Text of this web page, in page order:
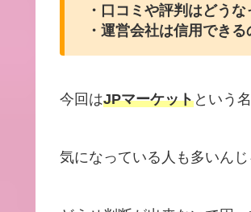
・口コミや評判はどう
・運営会社は信用できる
今回はJPマーケットという
気になっている人も多いんじ